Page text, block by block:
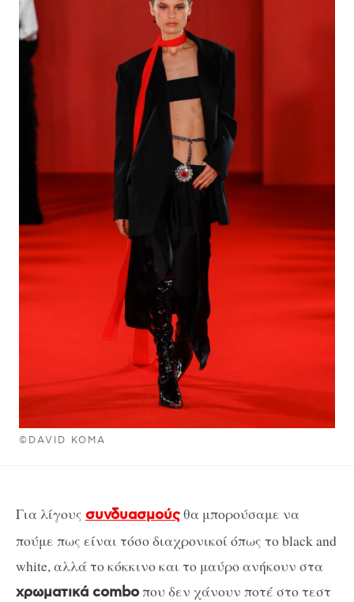
©DAVID KOMA
Για λίγους συνδυασμούςθα μπορούσαμε να
πούμε πως είναι τόσο διαχρονικοί όπως το black and
white, αλλά το κόκκινο και το μαύρο ανήκουν στα
χρωματικά comboπου δεν χάνουν ποτέ στο τεστ